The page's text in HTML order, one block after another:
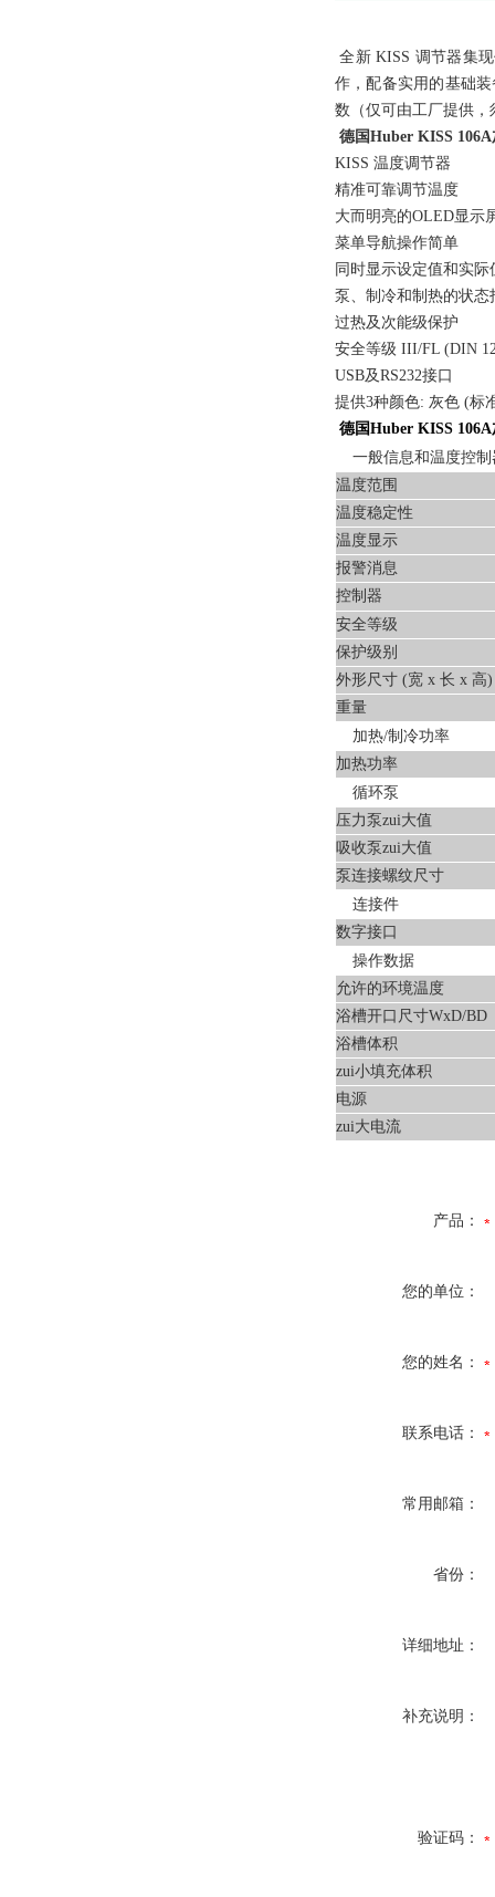
全新 KISS 调节器集
作，配备实用的基础
数（仅可由工厂提供，
德国Huber KISS
KISS 温度调节器
精准可靠调节温度
大而明亮的OLED显
菜单导航操作简单
同时显示设定值和实
泵、制冷和制热的状
过热及次能级保护
安全等级 III/FL (DIN
USB及RS232接口
提供3种颜色: 灰色 (
德国Huber KISS
一般信息和温度控制
温度范围
温度稳定性
温度显示
报警消息
控制器
安全等级
保护级别
外形尺寸 (宽 x 长 x 高)
重量
加热/制冷功率
加热功率
循环泵
压力泵zui大值
吸收泵zui大值
泵连接螺纹尺寸
连接件
数字接口
操作数据
允许的环境温度
浴槽开口尺寸WxD/BD
浴槽体积
zui小填充体积
电源
zui大电流
产品：
您的单位：
您的姓名：
联系电话：
常用邮箱：
省份：
详细地址：
补充说明：
验证码：